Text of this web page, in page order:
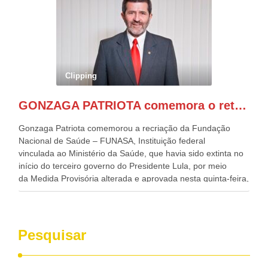
Alckmin, que também ocupa o Ministério do
Desenvolvimento, Indústria, Comércio e Serviços, o ex
governador de Pernambuco, agora Presidente do Banco do
Nordeste, Paulo Câmara, o ex Deputado Federal, e
atualmente Superintendente da SUDENE, Danilo Cabral, da
Governadora de Pernambuco, Raquel Lyra, os ministros da
Casa Civil, Rui Costa, e da Integração e do Desenvolvimento
de todo Nordeste que também ajudam a fomentar o
Clipping
GONZAGA PATRIOTA comemora o retorno da FUNASA
Gonzaga Patriota comemorou a recriação da Fundação
Nacional de Saúde – FUNASA, Instituição federal
vinculada ao Ministério da Saúde, que havia sido extinta no
início do terceiro governo do Presidente Lula, por meio
da Medida Provisória alterada e aprovada nesta quinta-feira,
pelo Congresso Nacional. Gonzaga Patriota disse hoje em
desenvolvimento dos seus municípios e, somente o ano
passado, essa Fundação distribuiu mais de três bilhões de
reais, com suas maravilhosas ações, dentre alas, mais de
Pesquisar